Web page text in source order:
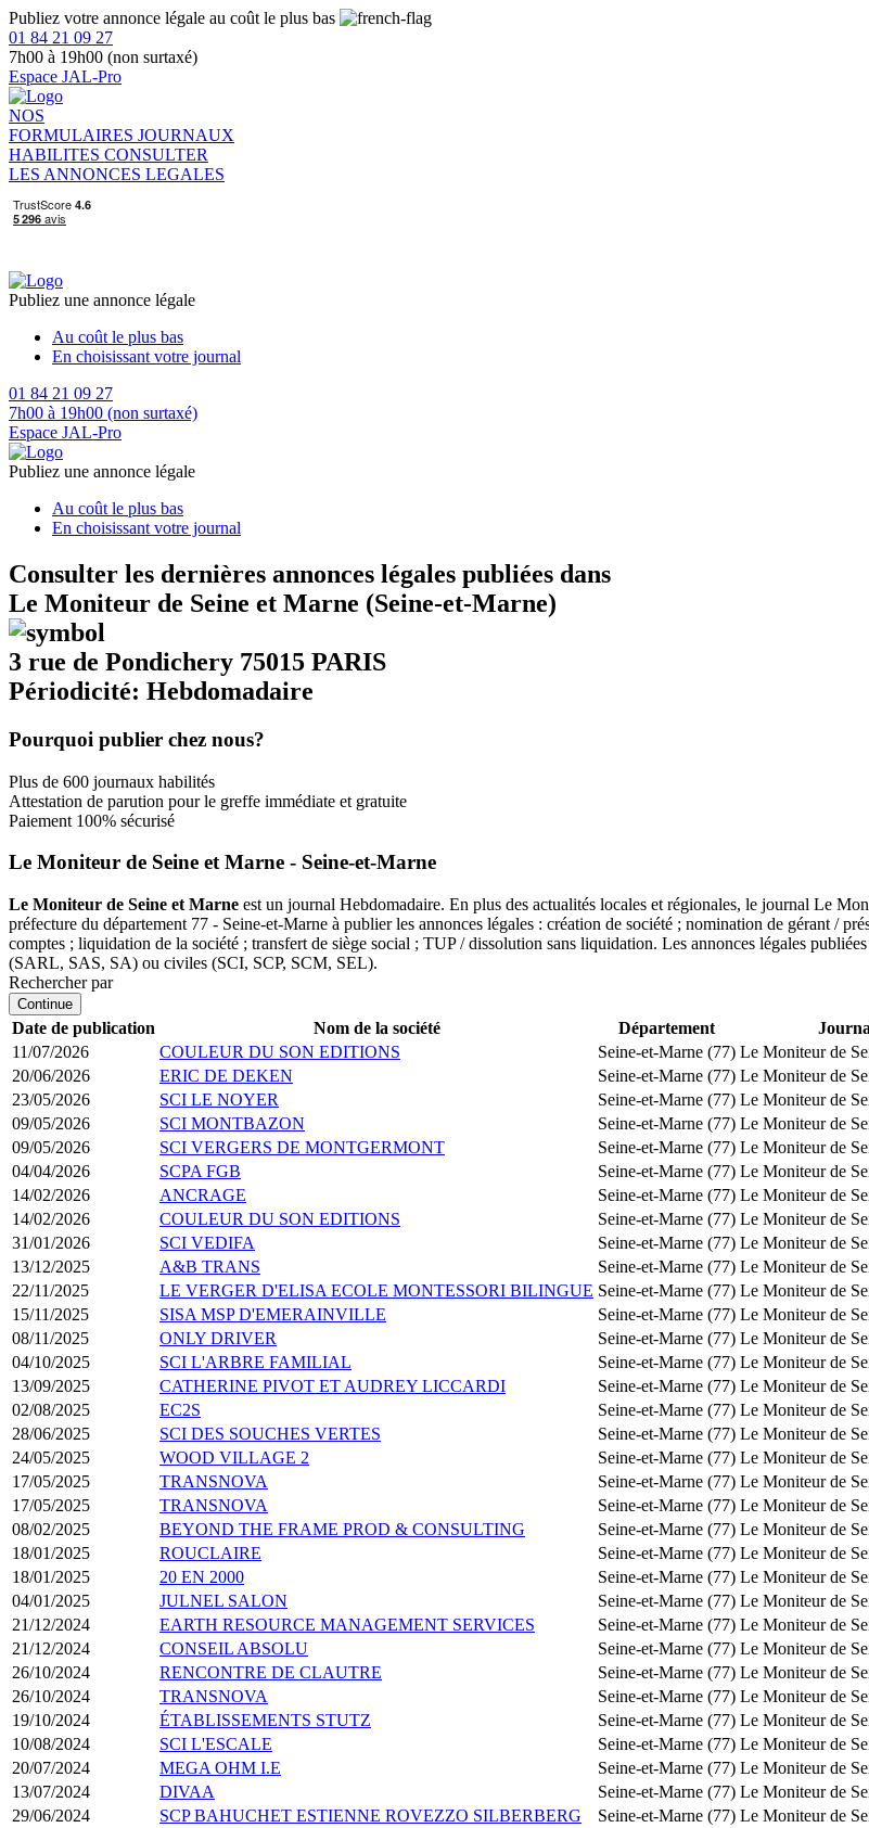
Publiez votre annonce légale au coût le plus bas
01 84 21 09 27
7h00 à 19h00 (non surtaxé)
Espace JAL-Pro
NOS
FORMULAIRES JOURNAUX
HABILITES CONSULTER
LES ANNONCES LEGALES
Publiez une annonce légale
Au coût le plus bas
En choisissant votre journal
01 84 21 09 27
7h00 à 19h00 (non surtaxé)
Espace JAL-Pro
Publiez une annonce légale
Au coût le plus bas
En choisissant votre journal
Consulter les dernières annonces légales publiées dans
Le Moniteur de Seine et Marne (Seine-et-Marne)
3 rue de Pondichery 75015 PARIS
Périodicité: Hebdomadaire
Pourquoi publier chez nous?
Plus de 600 journaux habilités
Attestation de parution pour le greffe immédiate et gratuite
Paiement 100% sécurisé
Le Moniteur de Seine et Marne - Seine-et-Marne
Le Moniteur de Seine et Marne est un journal Hebdomadaire. En plus des actualités locales et régionales, le journal Le
préfecture du département 77 - Seine-et-Marne à publier les annonces légales : création de société ; nomination de gérant /
comptes ; liquidation de la société ; transfert de siège social ; TUP / dissolution sans liquidation. Les annonces légales
(SARL, SAS, SA) ou civiles (SCI, SCP, SCM, SEL).
Rechercher par
Continue
Date de publication Nom de la société Département
11/07/2026
COULEUR DU SON EDITIONS Seine-et-Marne (77) Le Moniteur de
20/06/2026
ERIC DE DEKEN Seine-et-Marne (77) Le Moniteur de
23/05/2026
SCI LE NOYER Seine-et-Marne (77) Le Moniteur de
09/05/2026
SCI MONTBAZON Seine-et-Marne (77) Le Moniteur de
09/05/2026
SCI VERGERS DE MONTGERMONT Seine-et-Marne (77) Le Moniteur de
04/04/2026
SCPA FGB Seine-et-Marne (77) Le Moniteur de
14/02/2026
ANCRAGE Seine-et-Marne (77) Le Moniteur de
14/02/2026
COULEUR DU SON EDITIONS Seine-et-Marne (77) Le Moniteur de
31/01/2026
SCI VEDIFA Seine-et-Marne (77) Le Moniteur de
13/12/2025
A&B TRANS Seine-et-Marne (77) Le Moniteur de
22/11/2025
LE VERGER D'ELISA ECOLE MONTESSORI BILINGUE Seine-et-Marne (77) Le Moniteur de
15/11/2025
SISA MSP D'EMERAINVILLE Seine-et-Marne (77) Le Moniteur de
08/11/2025
ONLY DRIVER Seine-et-Marne (77) Le Moniteur de
04/10/2025
SCI L'ARBRE FAMILIAL Seine-et-Marne (77) Le Moniteur de
13/09/2025
CATHERINE PIVOT ET AUDREY LICCARDI Seine-et-Marne (77) Le Moniteur de
02/08/2025
EC2S Seine-et-Marne (77) Le Moniteur de
28/06/2025
SCI DES SOUCHES VERTES Seine-et-Marne (77) Le Moniteur de
24/05/2025
WOOD VILLAGE 2 Seine-et-Marne (77) Le Moniteur de
17/05/2025
TRANSNOVA Seine-et-Marne (77) Le Moniteur de
17/05/2025
TRANSNOVA Seine-et-Marne (77) Le Moniteur de
08/02/2025
BEYOND THE FRAME PROD & CONSULTING Seine-et-Marne (77) Le Moniteur de
18/01/2025
ROUCLAIRE Seine-et-Marne (77) Le Moniteur de
18/01/2025
20 EN 2000 Seine-et-Marne (77) Le Moniteur de
04/01/2025
JULNEL SALON Seine-et-Marne (77) Le Moniteur de
21/12/2024
EARTH RESOURCE MANAGEMENT SERVICES Seine-et-Marne (77) Le Moniteur de
21/12/2024
CONSEIL ABSOLU Seine-et-Marne (77) Le Moniteur de
26/10/2024
RENCONTRE DE CLAUTRE Seine-et-Marne (77) Le Moniteur de
26/10/2024
TRANSNOVA Seine-et-Marne (77) Le Moniteur de
19/10/2024
ÉTABLISSEMENTS STUTZ Seine-et-Marne (77) Le Moniteur de
10/08/2024
SCI L'ESCALE Seine-et-Marne (77) Le Moniteur de
20/07/2024
MEGA OHM I.E Seine-et-Marne (77) Le Moniteur de
13/07/2024
DIVAA Seine-et-Marne (77) Le Moniteur de
29/06/2024
SCP BAHUCHET ESTIENNE ROVEZZO SILBERBERG Seine-et-Marne (77) Le Moniteur de